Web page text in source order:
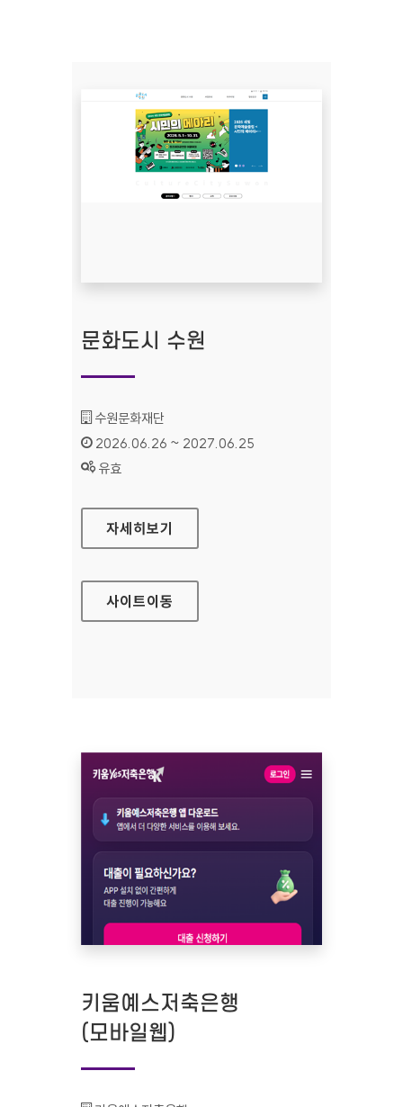
문화도시 수원
기관명 :
수원문화재단
인증기간 :
2026.06.26 ~ 2027.06.25
상태 :
유효
문화도시 수원
자세히보기
사이트이동
키움예스저축은행
(모바일웹)